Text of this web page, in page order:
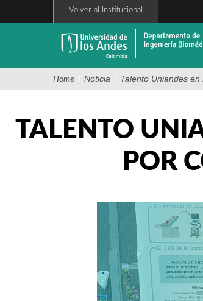
Volver al Institucional
Home / Noticia / Talento Uniandes
TALENTO
POR